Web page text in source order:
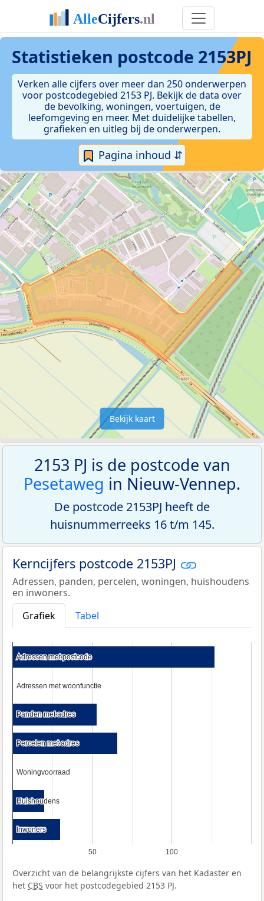
Statistieken postcode 2153PJ
Verken alle cijfers over meer dan 250 onderwerpen
voor postcodegebied 2153 PJ. Bekijk de data over
de bevolking, woningen, voertuigen, de
leefomgeving en meer. Met duidelijke tabellen,
grafieken en uitleg bij de onderwerpen.
Pagina inhoud ⇵
Bekijk kaart
2153 PJ is de postcode van
Pesetaweg in Nieuw-Vennep.
De postcode 2153PJ heeft de
huisnummerreeks 16 t/m 145.
Kerncijfers postcode 2153PJ
Adressen, panden, percelen, woningen, huishoudens
en inwoners.
Grafiek
Tabel
50 100
Adressen met postcode
Adressen met postcode
Adressen met woonfunctie
Adressen met woonfunctie
Panden met adres
Panden met adres
Percelen met adres
Percelen met adres
Woningvoorraad
Woningvoorraad
Huishoudens
Huishoudens
Inwoners
Inwoners
Overzicht van de belangrijkste cijfers van het Kadaster en
het CBS voor het postcodegebied 2153 PJ.